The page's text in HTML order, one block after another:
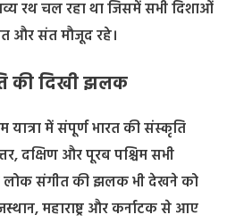
रथ चल रहा था जिसमें सभी दिशाओं
और संत मौजूद रहे।
की दिखी झलक
में संपूर्ण भारत की संस्कृति
दक्षिण और पूरब पश्चिम सभी
संगीत की झलक भी देखने को
महाराष्ट्र और कर्नाटक से आए